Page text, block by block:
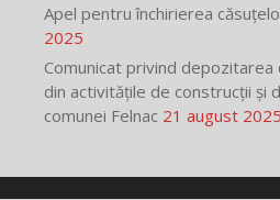
Apel pentru închirierea
2025
Comunicat privind
din activitățile de construcții și
comunei Felnac 21 august 2025